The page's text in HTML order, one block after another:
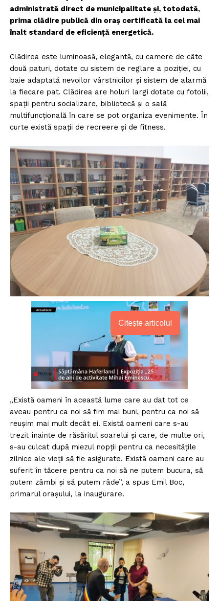
administrată direct de municipalitate și, totodată,
prima clădire publică din oraș certificată la cel mai
înalt standard de eficiență energetică.
Clădirea este luminoasă, elegantă, cu camere de câte
două paturi, dotate cu sistem de reglare a poziției, cu
baie adaptată nevoilor vârstnicilor și sistem de alarmă
la fiecare pat. Clădirea are holuri largi dotate cu fotolii,
spații pentru socializare, bibliotecă și o sală
multifuncțională în care se pot organiza evenimente. În
curte există spații de recreere și de fitness.
Citește articolul
„Există oameni în această lume care au dat tot ce
aveau pentru ca noi să fim mai buni, pentru ca noi să
reușim mai mult decât ei. Există oameni care s-au
trezit înainte de răsăritul soarelui și care, de multe ori,
s-au culcat după miezul nopții pentru ca necesitățile
zilnice ale vieții să fie asigurate. Există oameni care au
suferit în tăcere pentru ca noi să ne putem bucura, să
putem zâmbi și să putem râde”, a spus Emil Boc,
primarul orașului, la inaugurare.